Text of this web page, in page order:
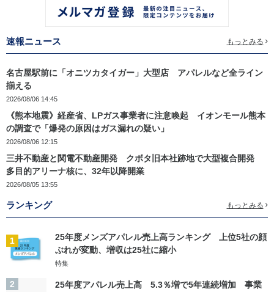
速報ニュース もっとみる
名古屋駅前に「オニツカタイガー」大型店 アパレルなど全ライン
揃える
2026/08/06 14:45
《熊本地震》経産省、LPガス事業者に注意喚起 イオンモール熊本
の調査で「爆発の原因はガス漏れの疑い」
2026/08/06 12:15
三井不動産と関電不動産開発 クボタ旧本社跡地で大型複合開発
多目的アリーナ核に、32年以降開業
2026/08/05 13:55
ランキング もっとみる
1
25年度メンズアパレル売上高ランキング 上位5社の顔
ぶれが変動、増収は25社に縮小
特集
2
25年度アパレル売上高 5.3％増で5年連続増加 事業